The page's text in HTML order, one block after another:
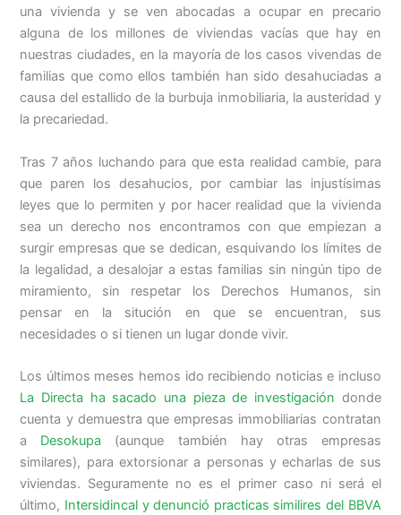
una vivienda y se ven abocadas a ocupar en precario
alguna de los millones de viviendas vacías que hay en
nuestras ciudades, en la mayoría de los casos vivendas de
familias que como ellos también han sido desahuciadas a
causa del estallido de la burbuja inmobiliaria, la austeridad y
la precariedad.
Tras 7 años luchando para que esta realidad cambie, para
que paren los desahucios, por cambiar las injustísimas
leyes que lo permiten y por hacer realidad que la vivienda
sea un derecho nos encontramos con que empiezan a
surgir empresas que se dedican, esquivando los límites de
la legalidad, a desalojar a estas familias sin ningún tipo de
miramiento, sin respetar los Derechos Humanos, sin
pensar en la situción en que se encuentran, sus
necesidades o si tienen un lugar donde vivir.
Los últimos meses hemos ido recibiendo noticias e incluso
La Directa ha sacado una pieza de investigación donde
cuenta y demuestra que empresas immobiliarias contratan
a Desokupa (aunque también hay otras empresas
similares), para extorsionar a personas y echarlas de sus
viviendas. Seguramente no es el primer caso ni será el
último, Intersidincal y denunció practicas similires del BBVA